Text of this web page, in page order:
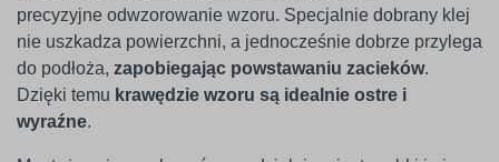
precyzyjne odwzorowanie wzoru. Specjalnie dobrany klej
nie uszkadza powierzchni, a jednocześnie dobrze przylega
do podłoża, zapobiegając powstawaniu zacieków.
Dzięki temu krawędzie wzoru są idealnie ostre i
wyraźne.